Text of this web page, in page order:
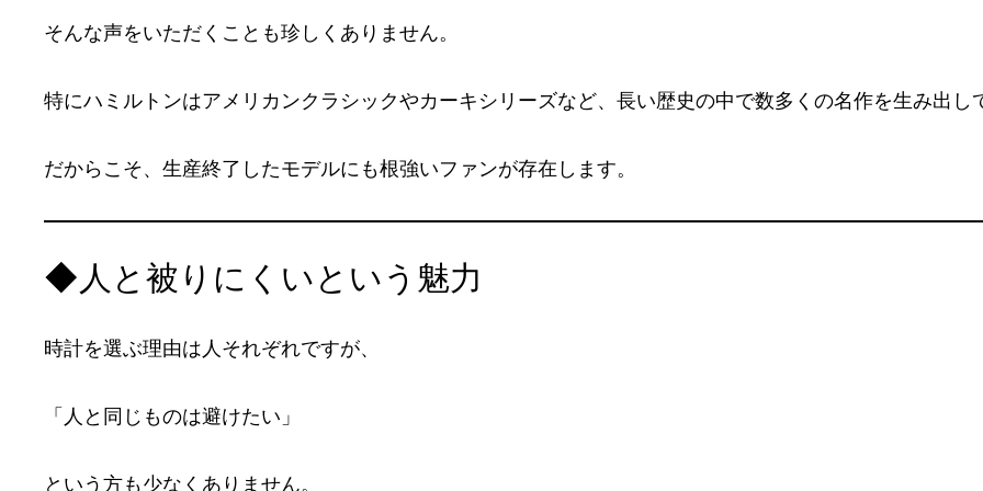
そんな声をいただくことも珍しくありません。
特にハミルトンはアメリカンクラシックやカーキシリーズなど、長い歴史の中で数多くの名作を生み出し
だからこそ、生産終了したモデルにも根強いファンが存在します。
◆人と被りにくいという魅力
時計を選ぶ理由は人それぞれですが、
「人と同じものは避けたい」
という方も少なくありません。